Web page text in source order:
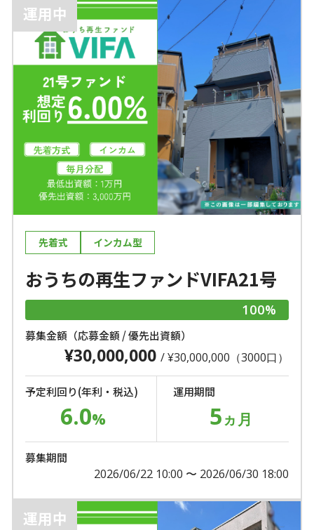
運用中
先着式 インカム型
おうちの再生ファンドVIFA21号
100%
募集金額（応募金額 / 優先出資額）
¥30,000,000 / ¥30,000,000（3000口）
予定利回り(年利・税込)
6.0%
運用期間
5ヵ月
募集期間
2026/06/22 10:00 〜 2026/06/30 18:00
運用中